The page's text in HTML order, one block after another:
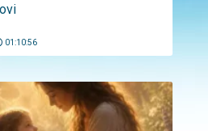
01:10:56